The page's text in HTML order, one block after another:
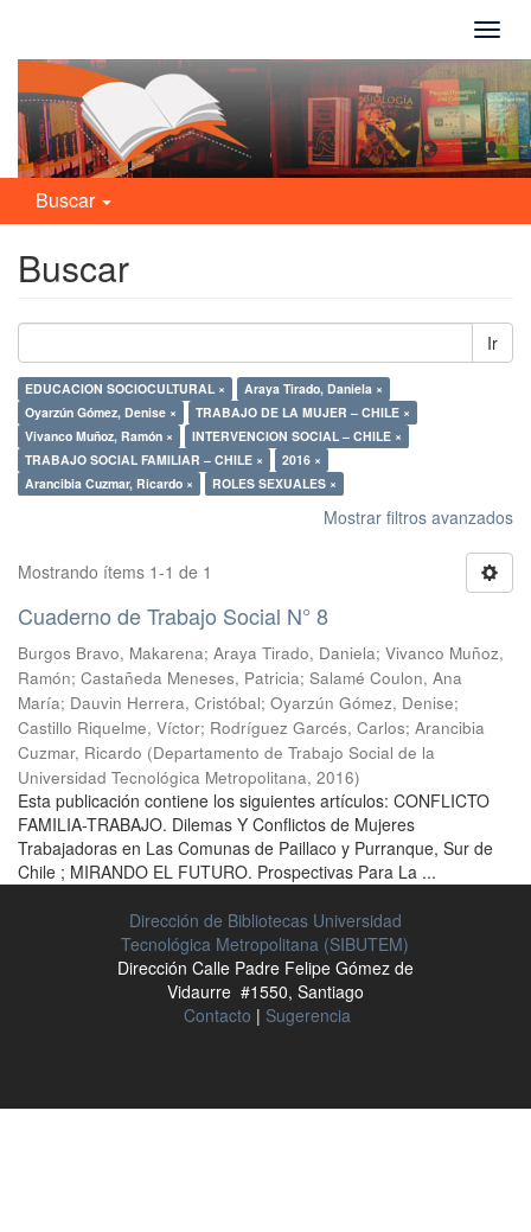
Buscar
Buscar
Ir
EDUCACION SOCIOCULTURAL ×
Araya Tirado, Daniela ×
Oyarzún Gómez, Denise ×
TRABAJO DE LA MUJER – CHILE ×
Vivanco Muñoz, Ramón ×
INTERVENCION SOCIAL – CHILE ×
TRABAJO SOCIAL FAMILIAR – CHILE ×
2016 ×
Arancibia Cuzmar, Ricardo ×
ROLES SEXUALES ×
Mostrar filtros avanzados
Mostrando ítems 1-1 de 1
Cuaderno de Trabajo Social N° 8
Burgos Bravo, Makarena; Araya Tirado, Daniela; Vivanco Muñoz,
Ramón; Castañeda Meneses, Patricia; Salamé Coulon, Ana
María; Dauvin Herrera, Cristóbal; Oyarzún Gómez, Denise;
Castillo Riquelme, Víctor; Rodríguez Garcés, Carlos; Arancibia
Cuzmar, Ricardo (Departamento de Trabajo Social de la
Universidad Tecnológica Metropolitana, 2016)
Esta publicación contiene los siguientes artículos: CONFLICTO
FAMILIA-TRABAJO. Dilemas Y Conflictos de Mujeres
Trabajadoras en Las Comunas de Paillaco y Purranque, Sur de
Chile ; MIRANDO EL FUTURO. Prospectivas Para La ...
Dirección de Bibliotecas Universidad
Tecnológica Metropolitana (SIBUTEM)
Dirección Calle Padre Felipe Gómez de
Vidaurre #1550, Santiago
Contacto | Sugerencia